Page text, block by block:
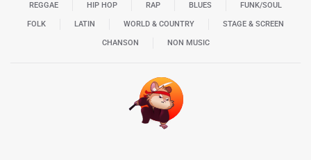
REGGAE HIP HOP RAP BLUES FUNK/SOUL
FOLK LATIN WORLD & COUNTRY STAGE & SCREEN
CHANSON NON MUSIC